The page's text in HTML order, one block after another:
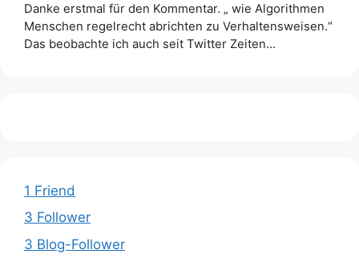
Danke erstmal für den Kommentar. „ wie Algorithmen
Menschen regelrecht abrichten zu Verhaltensweisen.“
Das beobachte ich auch seit Twitter Zeiten…
1 Friend
3 Follower
3 Blog-Follower